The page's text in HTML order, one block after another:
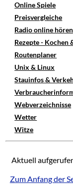
Online Spiele
Preisvergleiche
Radio online hören
Rezepte - Kochen
Routenplaner
Unix & Linux
Stauinfos &
Webverzeichnisse
Wetter
Witze
Aktuell
Zum Anfang der